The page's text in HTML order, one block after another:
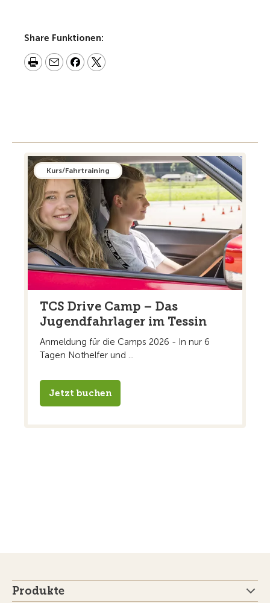
Share Funktionen:
Kurs/Fahrtraining
TCS Drive Camp – Das
Jugendfahrlager im Tessin
Anmeldung für die Camps 2026 - In nur 6
Tagen Nothelfer und ...
Jetzt buchen
Produkte